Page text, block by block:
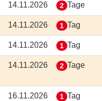
14.11.2026 2 Tage
14.11.2026 1 Tag
14.11.2026 1 Tag
14.11.2026 2 Tage
16.11.2026 1 Tag